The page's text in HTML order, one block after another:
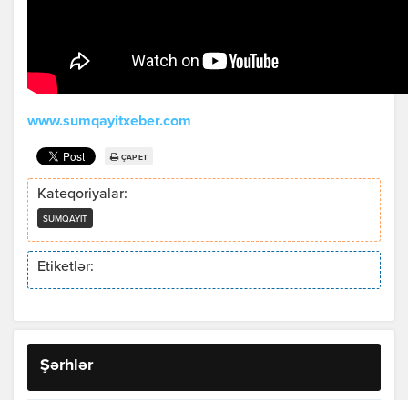
www.sumqayitxeber.com
ÇAP ET
Kateqoriyalar:
SUMQAYIT
Etiketlər:
Şərhlər